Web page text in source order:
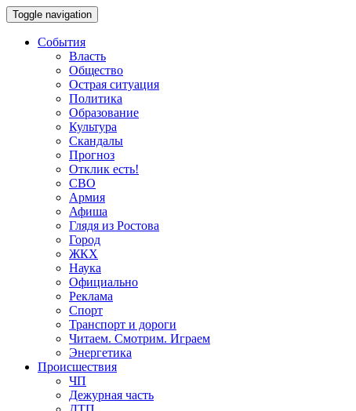
Toggle navigation
События
Власть
Общество
Острая ситуация
Политика
Образование
Культура
Скандалы
Прогноз
Отклик есть!
СВО
Армия
Афиша
Глядя из Ростова
Город
ЖКХ
Наука
Официально
Реклама
Спорт
Транспорт и дороги
Читаем. Смотрим. Играем
Энергетика
Происшествия
ЧП
Дежурная часть